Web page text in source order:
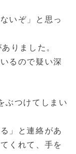
いぞ」と思っ
りました。
るので疑い深
ぶつけてしまい
」と連絡があ
くれて、手を